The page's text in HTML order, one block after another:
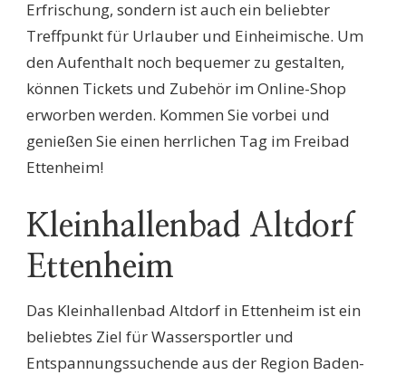
Erfrischung, sondern ist auch ein beliebter
Treffpunkt für Urlauber und Einheimische. Um
den Aufenthalt noch bequemer zu gestalten,
können Tickets und Zubehör im Online-Shop
erworben werden. Kommen Sie vorbei und
genießen Sie einen herrlichen Tag im Freibad
Ettenheim!
Kleinhallenbad Altdorf
Ettenheim
Das Kleinhallenbad Altdorf in Ettenheim ist ein
beliebtes Ziel für Wassersportler und
Entspannungssuchende aus der Region Baden-